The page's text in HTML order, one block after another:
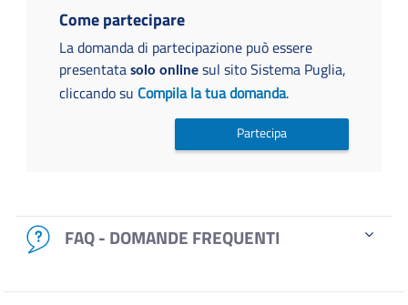
Come partecipare
La domanda di partecipazione può essere
presentata solo online sul sito Sistema Puglia,
cliccando su Compila la tua domanda.
Partecipa
FAQ - DOMANDE FREQUENTI